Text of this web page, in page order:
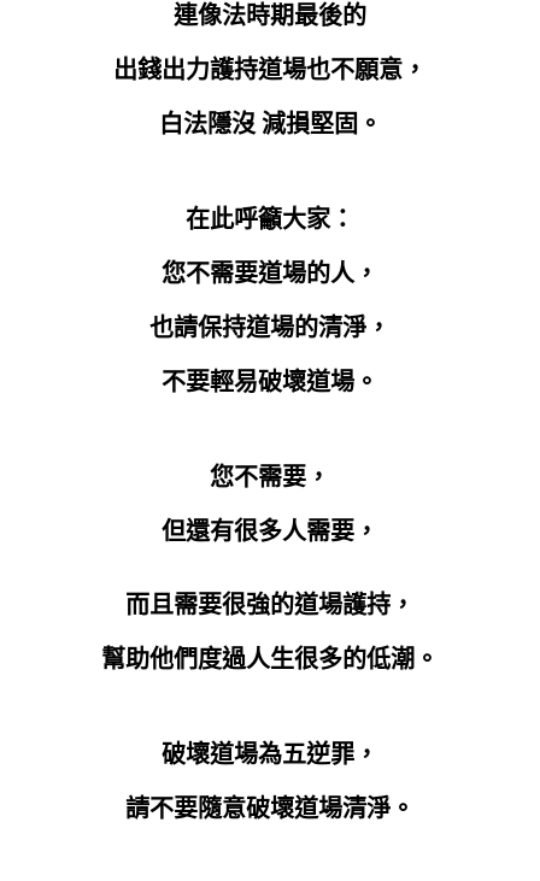
連像法時期最後的
出錢出力護持道場也不願意，
白法隱沒 減損堅固。
在此呼籲大家：
您不需要道場的人，
也請保持道場的清淨，
不要輕易破壞道場。
您不需要，
但還有很多人需要，
而且需要很強的道場護持，
幫助他們度過人生很多的低潮。
破壞道場為五逆罪，
請不要隨意破壞道場清淨。